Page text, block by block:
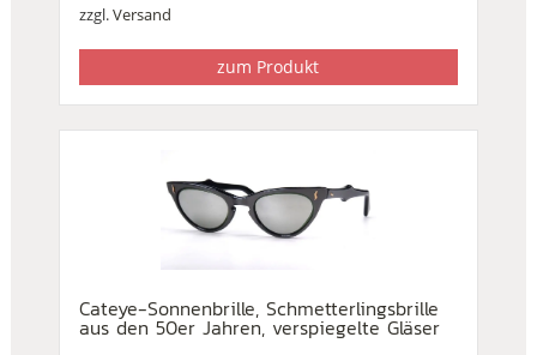
zzgl.Versand
zum Produkt
Cateye-Sonnenbrille, Schmetterlingsbrille
aus den 50er Jahren, verspiegelte Gläser